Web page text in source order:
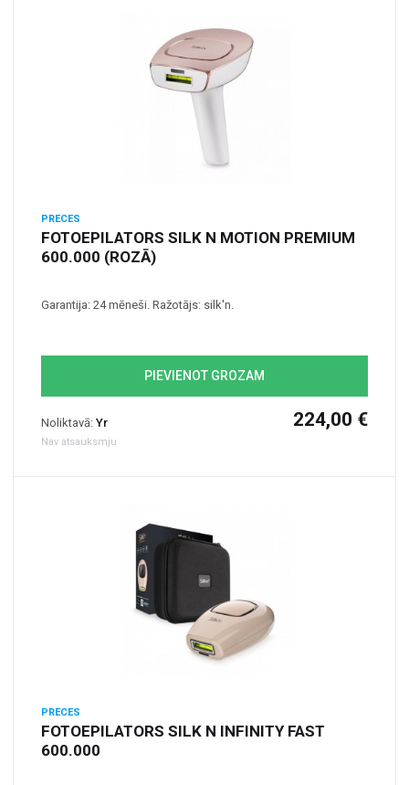
PRECES
FOTOEPILATORS SILK N MOTION PREMIUM
600.000 (ROZĀ)
Garantija: 24 mēneši. Ražotājs: silk'n.
PIEVIENOT GROZAM
Noliktavā: Yr
Nav atsauksmju
224,00 €
PRECES
FOTOEPILATORS SILK N INFINITY FAST
600.000